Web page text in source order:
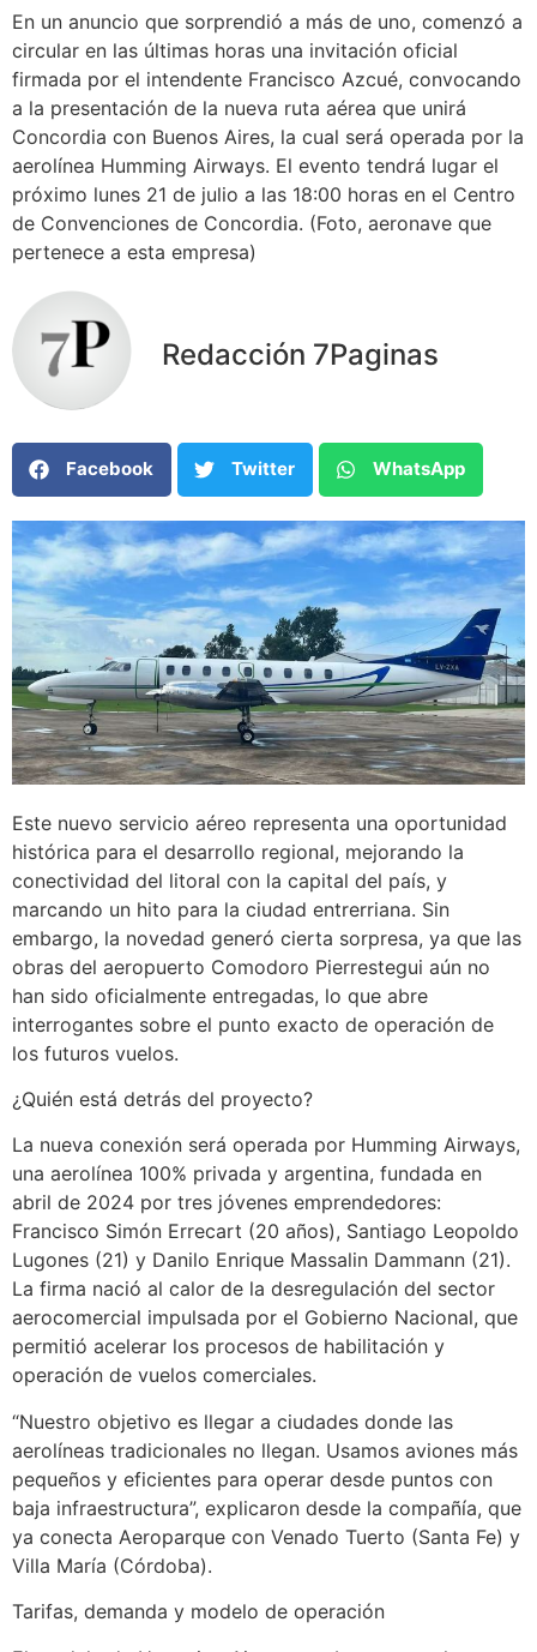
En un anuncio que sorprendió a más de uno, comenzó a
circular en las últimas horas una invitación oficial
firmada por el intendente Francisco Azcué, convocando
a la presentación de la nueva ruta aérea que unirá
Concordia con Buenos Aires, la cual será operada por la
aerolínea Humming Airways. El evento tendrá lugar el
próximo lunes 21 de julio a las 18:00 horas en el Centro
de Convenciones de Concordia. (Foto, aeronave que
pertenece a esta empresa)
Redacción 7Paginas
Facebook Twitter WhatsApp
Este nuevo servicio aéreo representa una oportunidad
histórica para el desarrollo regional, mejorando la
conectividad del litoral con la capital del país, y
marcando un hito para la ciudad entrerriana. Sin
embargo, la novedad generó cierta sorpresa, ya que las
obras del aeropuerto Comodoro Pierrestegui aún no
han sido oficialmente entregadas, lo que abre
interrogantes sobre el punto exacto de operación de
los futuros vuelos.
¿Quién está detrás del proyecto?
La nueva conexión será operada por Humming Airways,
una aerolínea 100% privada y argentina, fundada en
abril de 2024 por tres jóvenes emprendedores:
Francisco Simón Errecart (20 años), Santiago Leopoldo
Lugones (21) y Danilo Enrique Massalin Dammann (21).
La firma nació al calor de la desregulación del sector
aerocomercial impulsada por el Gobierno Nacional, que
permitió acelerar los procesos de habilitación y
operación de vuelos comerciales.
“Nuestro objetivo es llegar a ciudades donde las
aerolíneas tradicionales no llegan. Usamos aviones más
pequeños y eficientes para operar desde puntos con
baja infraestructura”, explicaron desde la compañía, que
ya conecta Aeroparque con Venado Tuerto (Santa Fe) y
Villa María (Córdoba).
Tarifas, demanda y modelo de operación